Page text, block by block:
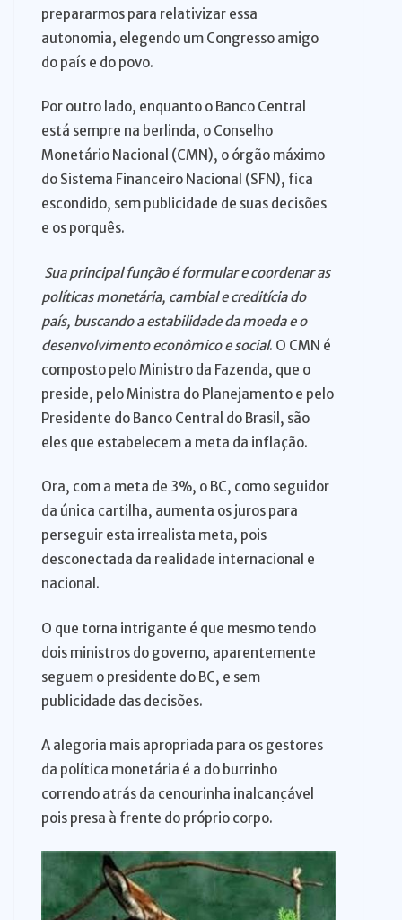
prepararmos para relativizar essa
autonomia, elegendo um Congresso amigo
do país e do povo.
Por outro lado, enquanto o Banco Central
está sempre na berlinda, o Conselho
Monetário Nacional (CMN), o órgão máximo
do Sistema Financeiro Nacional (SFN), fica
escondido, sem publicidade de suas decisões
e os porquês.
Sua principal função é formular e coordenar as
políticas monetária, cambial e creditícia do
país, buscando a estabilidade da moeda e o
desenvolvimento econômico e social. O CMN é
composto pelo Ministro da Fazenda, que o
preside, pelo Ministra do Planejamento e pelo
Presidente do Banco Central do Brasil, são
eles que estabelecem a meta da inflação.
Ora, com a meta de 3%, o BC, como seguidor
da única cartilha, aumenta os juros para
perseguir esta irrealista meta, pois
desconectada da realidade internacional e
nacional.
O que torna intrigante é que mesmo tendo
dois ministros do governo, aparentemente
seguem o presidente do BC, e sem
publicidade das decisões.
A alegoria mais apropriada para os gestores
da política monetária é a do burrinho
correndo atrás da cenourinha inalcançável
pois presa à frente do próprio corpo.